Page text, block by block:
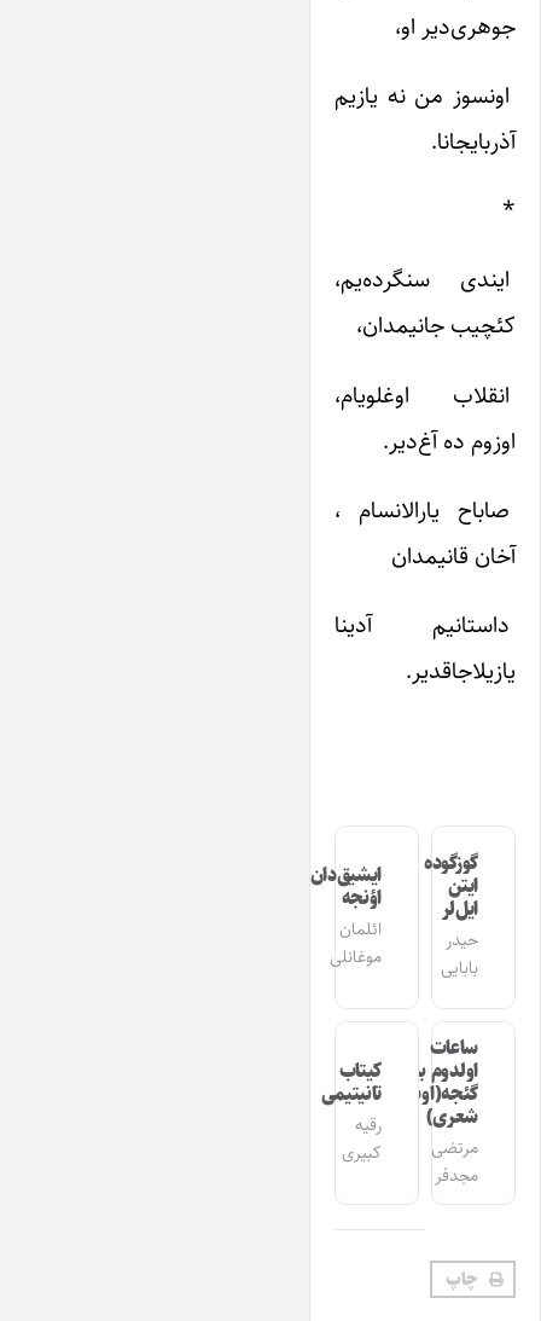
جوهری‌دیر او،
اونسوز من‌ نه‌ یازیم‌
آذربایجانا.
*
ایندی‌ سنگرده‌یم‌،
کئچیب‌ جانیمدان‌،
انقلاب‌ اوغلویام‌،
اوزوم‌ ده‌ آغ‌دیر.
صاباح‌ یارالانسام‌ ،
آخان‌ قانیمدان‌
داستانیم‌ آدینا
یازیلاجاقدیر.
گوزگوده
ایتن
ایل‌لر
حیدر
بابایی
ایشیق‌دان
اؤنجه
ائلمان
موغانلی
ساعات
اولدوم بیر
گئجه(اوشاق
شعری)
مرتضی
مجدفر
کیتاب
تانیتیمی
رقیه
کبیری
چاپ